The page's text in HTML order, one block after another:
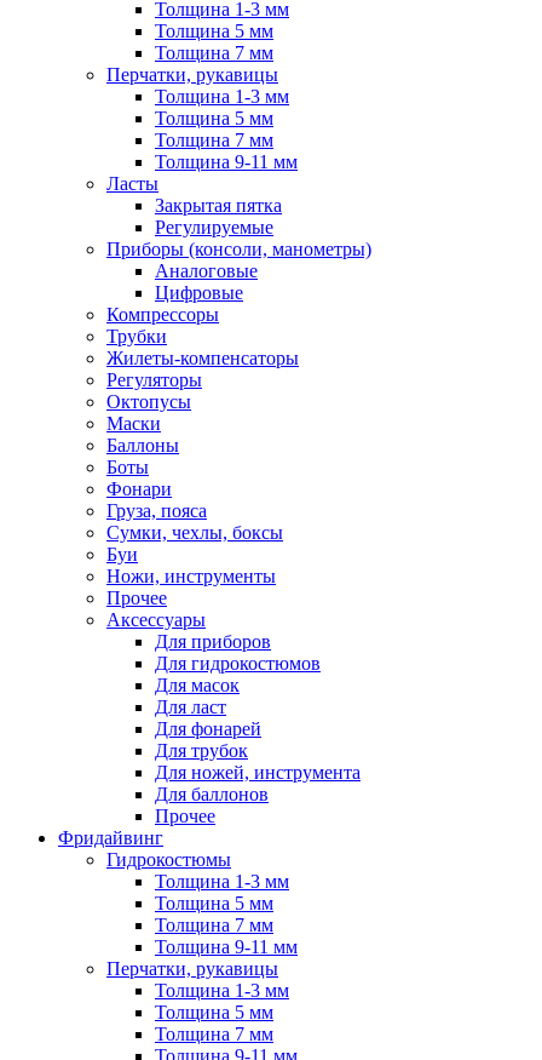
Толщина 1-3 мм
Толщина 5 мм
Толщина 7 мм
Перчатки, рукавицы
Толщина 1-3 мм
Толщина 5 мм
Толщина 7 мм
Толщина 9-11 мм
Ласты
Закрытая пятка
Регулируемые
Приборы (консоли, манометры)
Аналоговые
Цифровые
Компрессоры
Трубки
Жилеты-компенсаторы
Регуляторы
Октопусы
Маски
Баллоны
Боты
Фонари
Груза, пояса
Сумки, чехлы, боксы
Буи
Ножи, инструменты
Прочее
Аксессуары
Для приборов
Для гидрокостюмов
Для масок
Для ласт
Для фонарей
Для трубок
Для ножей, инструмента
Для баллонов
Прочее
Фридайвинг
Гидрокостюмы
Толщина 1-3 мм
Толщина 5 мм
Толщина 7 мм
Толщина 9-11 мм
Перчатки, рукавицы
Толщина 1-3 мм
Толщина 5 мм
Толщина 7 мм
Толщина 9-11 мм